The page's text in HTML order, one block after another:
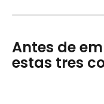
Antes de
estas tres